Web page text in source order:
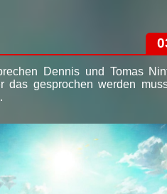
Dennis und Tomas
das gesprochen werden